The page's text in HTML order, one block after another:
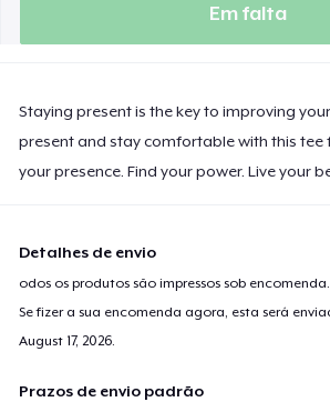
Em falta
Staying present is the key to improving
present and stay comfortable with this tee
your presence. Find your power. Live your
Detalhes de envio
odos os produtos são impressos sob encomenda.
Se fizer a sua encomenda agora, esta será
August 17, 2026
Prazos de envio padrão